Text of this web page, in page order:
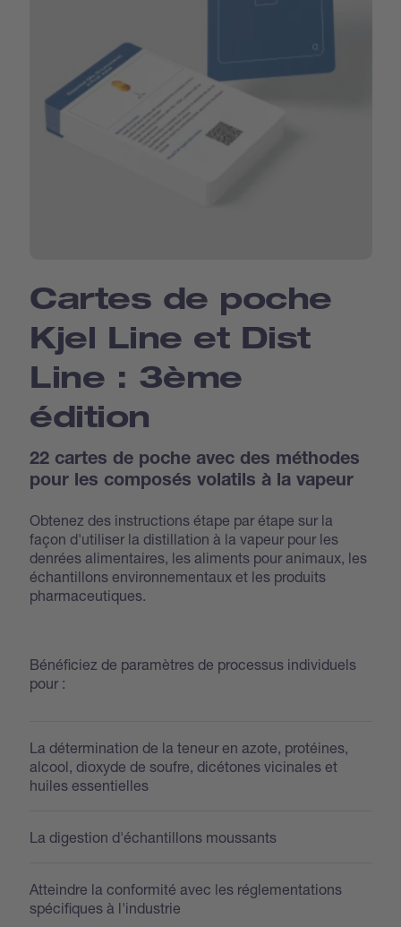
Cartes de poche
Kjel Line et Dist
Line : 3ème
édition
22 cartes de poche avec des méthodes
pour les composés volatils à la vapeur
Obtenez des instructions étape par étape sur la
façon d'utiliser la distillation à la vapeur pour les
denrées alimentaires, les aliments pour animaux, les
échantillons environnementaux et les produits
pharmaceutiques.
Bénéficiez de paramètres de processus individuels
pour :
La détermination de la teneur en azote, protéines,
alcool, dioxyde de soufre, dicétones vicinales et
huiles essentielles
La digestion d'échantillons moussants
Atteindre la conformité avec les réglementations
spécifiques à l'industrie